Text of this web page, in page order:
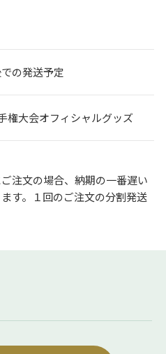
の発送予定
権大会オフィシャルグッズ
注文の場合、納期の一番遅い
す。１回のご注文の分割発送